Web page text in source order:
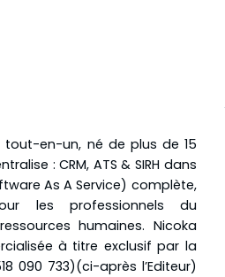
tout-en-un, né de plus de 15
: CRM, ATS & SIRH dans
As A Service) complète,
les professionnels du
humaines. Nicoka
à titre exclusif par la
090 733)(ci-après l’Editeur)